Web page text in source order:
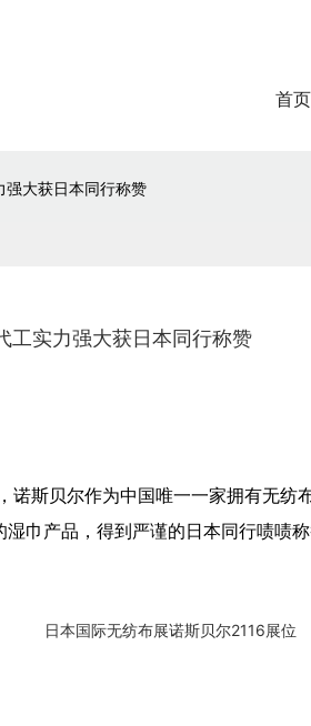
首页
强大获日本同行称赞
工实力强大获日本同行称赞
斯贝尔作为中国唯一一家拥有无纺
巾产品，得到严谨的日本同行啧啧